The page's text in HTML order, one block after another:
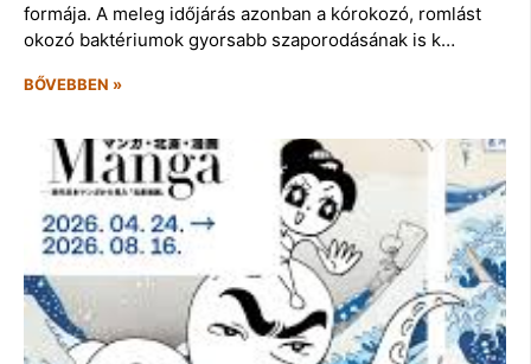
formája. A meleg időjárás azonban a kórokozó, romlást
okozó baktériumok gyorsabb szaporodásának is k…
BŐVEBBEN »